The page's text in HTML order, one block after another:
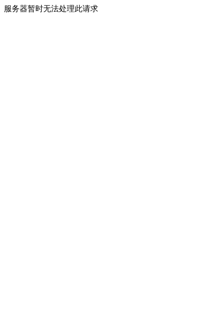
服务器暂时无法处理此请求